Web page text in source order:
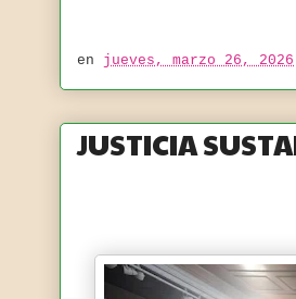
en jueves, marzo 26, 2026
JUSTICIA